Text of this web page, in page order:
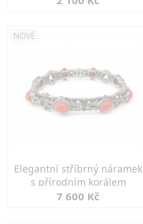
NOVÉ
Elegantní stříbrný náramek
s přírodním korálem
7 600 Kč